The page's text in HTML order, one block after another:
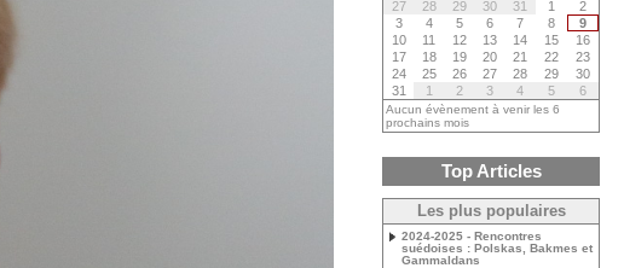
27
28 29 30 31 1
2
3
4 5 6 7 8
9
10
11 12 13 14 15
16
17
18 19 20 21 22
23
24
25 26 27 28 29
30
31
1 2 3 4 5 6
Aucun évènement à venir les 6
prochains mois
Top Articles
Les plus populaires
2024-2025 - Rencontres
suédoises : Polskas, Bakmes et
Gammaldans